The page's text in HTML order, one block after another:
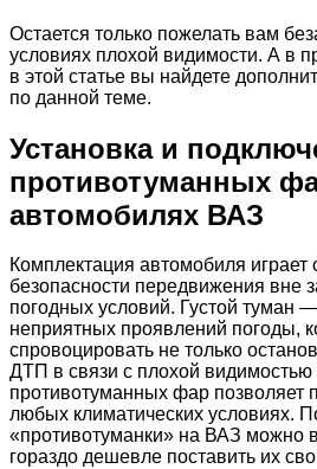
Остается только пожелать вам
условиях плохой видимости. А в
в этой статье вы найдете
по данной теме.
Установка и
противотуманных
автомобилях ВАЗ
Комплектация автомобиля играет
безопасности передвижения вне
погодных условий. Густой туман
неприятных проявлений погоды,
спровоцировать не только
ДТП в связи с плохой видимостью
противотуманных фар позволяет
любых климатических условиях.
«противотуманки» на ВАЗ можно
гораздо дешевле поставить их